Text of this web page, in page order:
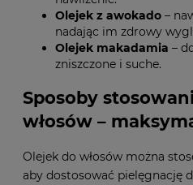
Olejek z awokado –
nadając im zdrowy
Olejek makadamia –
zniszczone i suche.
Sposoby
włosów –
Olejek do włosów można
aby dostosować pielęgnację